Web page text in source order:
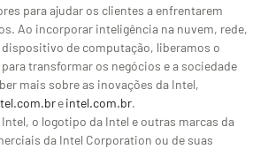
para ajudar os clientes a enfrentarem
Ao incorporar inteligência na nuvem, rede,
de computação, liberamos o
transformar os negócios e a sociedade
mais sobre as inovações da Intel,
eintel.com.br.
o logotipo da Intel e outras marcas da
da Intel Corporation ou de suas